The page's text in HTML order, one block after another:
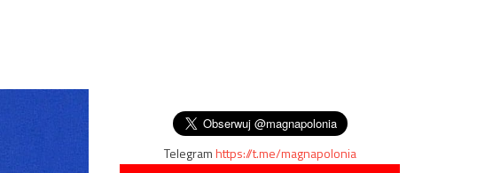
Telegramhttps://t.me/magnapolonia